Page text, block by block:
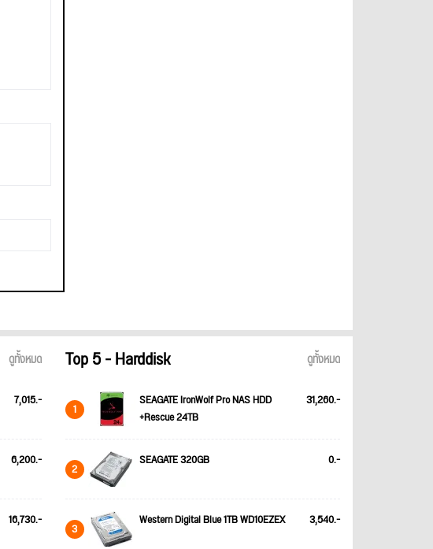
ดูทั้งหมด
7,015.-
6,200.-
16,730.-
Top 5 - Harddisk ดูทั้งหมด
1
SEAGATE IronWolf Pro NAS HDD
+Rescue 24TB
31,260.-
2 SEAGATE 320GB 0.-
3 Western Digital Blue 1TB WD10EZEX 3,540.-